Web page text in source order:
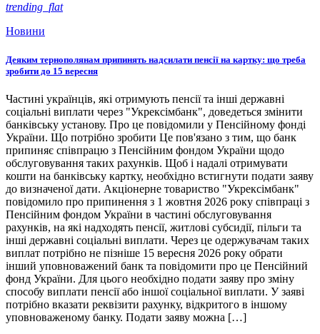
trending_flat
Новини
Деяким тернополянам припинять надсилати пенсії на картку: що треба
зробити до 15 вересня
Частині українців, які отримують пенсії та інші державні
соціальні виплати через "Укрексімбанк", доведеться змінити
банківську установу. Про це повідомили у Пенсійному фонді
України. Що потрібно зробити Це пов'язано з тим, що банк
припиняє співпрацю з Пенсійним фондом України щодо
обслуговування таких рахунків. Щоб і надалі отримувати
кошти на банківську картку, необхідно встигнути подати заяву
до визначеної дати. Акціонерне товариство "Укрексімбанк"
повідомило про припинення з 1 жовтня 2026 року співпраці з
Пенсійним фондом України в частині обслуговування
рахунків, на які надходять пенсії, житлові субсидії, пільги та
інші державні соціальні виплати. Через це одержувачам таких
виплат потрібно не пізніше 15 вересня 2026 року обрати
інший уповноважений банк та повідомити про це Пенсійний
фонд України. Для цього необхідно подати заяву про зміну
способу виплати пенсії або іншої соціальної виплати. У заяві
потрібно вказати реквізити рахунку, відкритого в іншому
уповноваженому банку. Подати заяву можна […]